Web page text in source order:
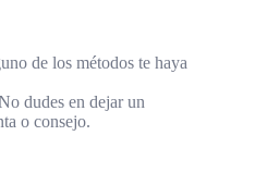
de los métodos te haya
dudes en dejar un
o consejo.